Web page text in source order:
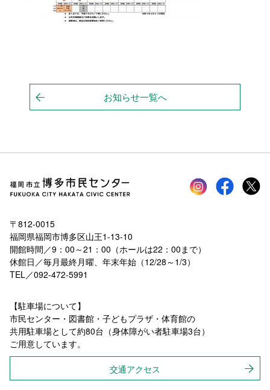
お知らせ一覧へ
Instagramfacebook
〒812-0015
福岡県福岡市博多区山王1-13-10
開館時間／9：00～21：00（ホールは22：00まで）
休館日／毎月最終月曜、年末年始（12/28～1/3）
TEL／092-472-5991
【駐車場について】
市民センター・図書館・子どもプラザ・体育館の
共用駐車場として約80台（身体障がい者駐車場3台）
ご用意しています。
交通アクセス